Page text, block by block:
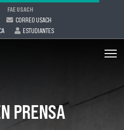
FAE USACH
CORREO USACH
ESTUDIANTES
PRENSA